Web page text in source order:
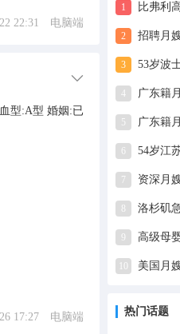
1 比弗利
2 招聘月
3 53岁波士顿月嫂，
4 广东籍月嫂，有美国绿
5 广东籍月嫂，有美国绿
6 54岁江苏籍月
7 资深月嫂，全
洛杉矶
9 高级母
美国月
热门话题
22:31 电脑端
型:A型 婚姻:已
17:27 电脑端